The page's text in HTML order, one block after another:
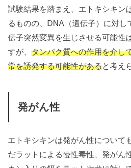
試験結果を踏まえ、エトキシキン
るものの、DNA（遺伝子）に対し
伝子突然変異を生じさせる可能性
すが、タンパク質への作用を介し
常を誘発する可能性があると考え
発がん性
エトキシキンは発がん性について
だラットによる慢性毒性、発がん